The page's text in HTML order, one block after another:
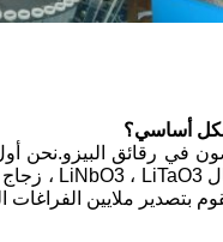
أساسي؟
في رقائق البيزو.نحن